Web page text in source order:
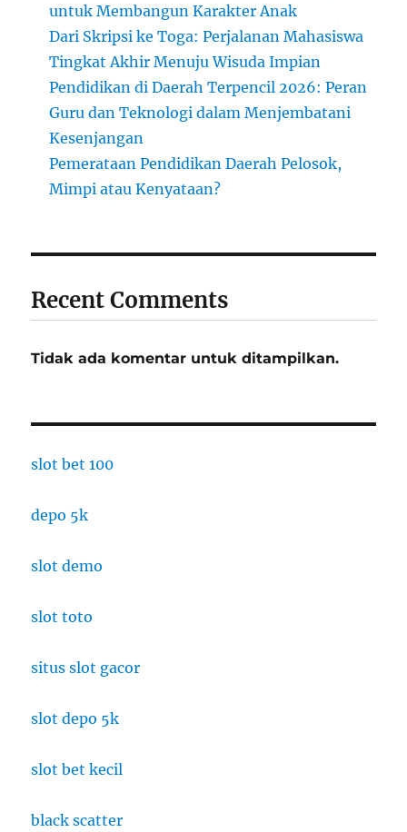
untuk Membangun Karakter Anak
Dari Skripsi ke Toga: Perjalanan Mahasiswa
Tingkat Akhir Menuju Wisuda Impian
Pendidikan di Daerah Terpencil 2026: Peran
Guru dan Teknologi dalam Menjembatani
Kesenjangan
Pemerataan Pendidikan Daerah Pelosok,
Mimpi atau Kenyataan?
Recent Comments
Tidak ada komentar untuk ditampilkan.
slot bet 100
depo 5k
slot demo
slot toto
situs slot gacor
slot depo 5k
slot bet kecil
black scatter